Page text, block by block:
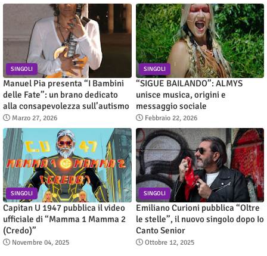
SINGOLI
Manuel Pia presenta “I Bambini
delle Fate”: un brano dedicato
alla consapevolezza sull’autismo
Marzo 27, 2026
SINGOLI
“SIGUE BAILANDO”: ALMYS
unisce musica, origini e
messaggio sociale
Febbraio 22, 2026
SINGOLI
Capitan U 1947 pubblica il video
ufficiale di “Mamma 1 Mamma 2
(Credo)”
Novembre 04, 2025
SINGOLI
Emiliano Curioni pubblica “Oltre
le stelle”, il nuovo singolo dopo Io
Canto Senior
Ottobre 12, 2025